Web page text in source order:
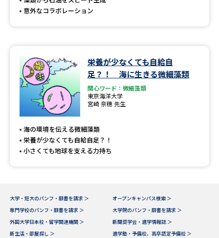
SELFBRAND特集ページ
オープンキャンパス検索 実施プログラムから探す
来場型・Web型イベント特集 夢ナビライブ
受験準備
先輩が入学を決めた理由 テレメール全国一斉進学調査
意外なコラボレーション
栄養が少なくても自給自
足？！ 海に生きる微細藻類
関心ワード：微細藻類
東京海洋大学
宮崎 奈穂 先生
海の環境を伝える微細藻類
栄養が少なくても自給自足？！
小さくても地球を支える力持ち
大学・短大のパンフ・願書を請求 ＞
オープンキャンパス検索 ＞
専門学校のパンフ・願書を請求 ＞
大学院のパンフ・願書を請求 ＞
外国大学日本校・留学関連機関 ＞
新聞奨学会・進学情報誌 ＞
新生活・部屋探し ＞
進学塾・予備校、高卒認定予備校 ＞